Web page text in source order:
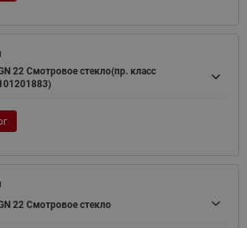
22 Смотровое стекло(пр. класс
22 Смотровое стекло